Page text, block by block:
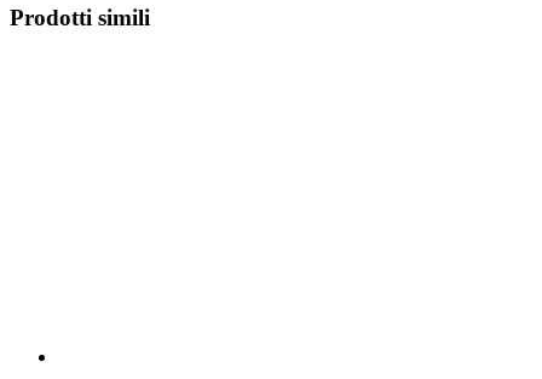
Prodotti simili